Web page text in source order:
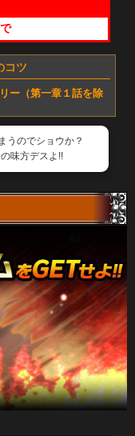
コツ
ー（第一章１話を除
うのでショウか？
味方デスよ!!